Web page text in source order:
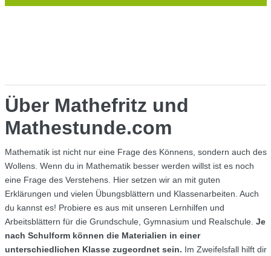
Über Mathefritz und
Mathestunde.com
Mathematik ist nicht nur eine Frage des Könnens, sondern auch des
Wollens. Wenn du in Mathematik besser werden willst ist es noch
eine Frage des Verstehens. Hier setzen wir an mit guten
Erklärungen und vielen Übungsblättern und Klassenarbeiten. Auch
du kannst es! Probiere es aus mit unseren Lernhilfen und
Arbeitsblättern für die Grundschule, Gymnasium und Realschule. Je
nach Schulform können die Materialien in einer
unterschiedlichen Klasse zugeordnet sein. Im Zweifelsfall hilft dir